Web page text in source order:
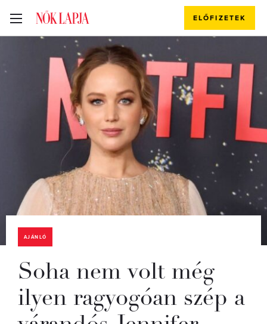
ELŐFIZETEK
AJÁNLÓ
Soha nem volt még
ilyen ragyogóan szép a